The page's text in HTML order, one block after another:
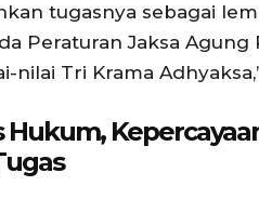
tugasnya sebagai
Peraturan Jaksa Agung
nilai Tri Krama